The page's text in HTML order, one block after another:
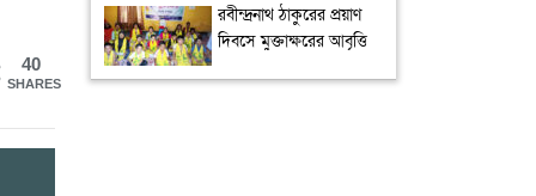
40
SHARES
রবীন্দ্রনাথ ঠাকুরের প্রয়াণ
দিবসে মুক্তাক্ষরের আবৃত্তি